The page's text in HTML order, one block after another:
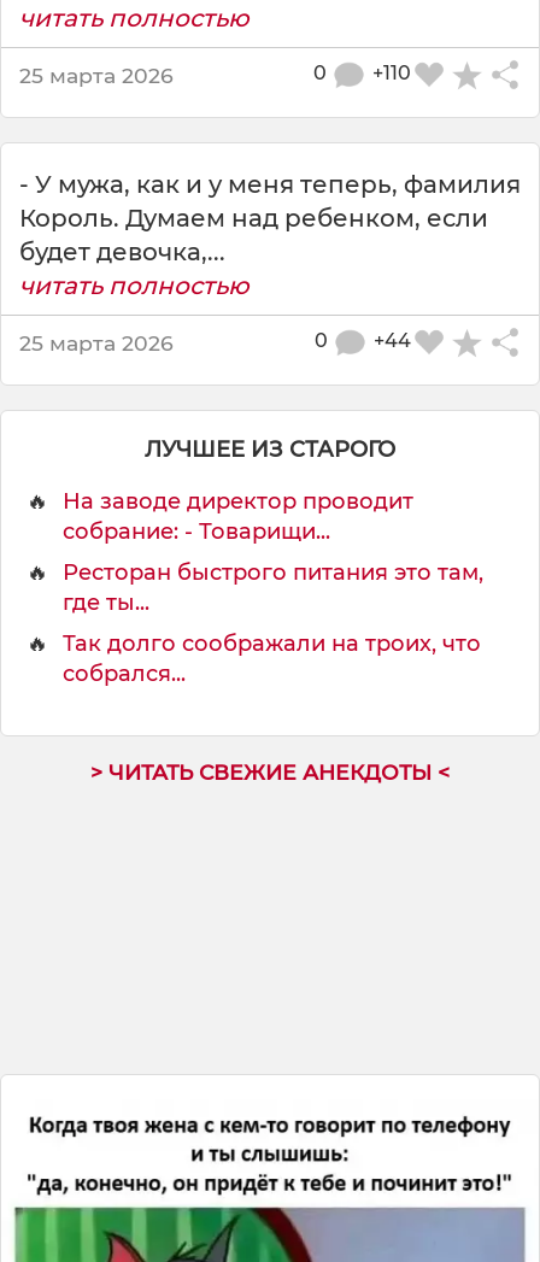
б
читать полностью
25 марта 2026 +110
0
- У мужа, как и у меня теперь, фамилия
Король. Думаем над ребенком, если
будет девочка,...
читать полностью
25 марта 2026 +44
0
ЛУЧШЕЕ ИЗ СТАРОГО
🔥
На заводе директор проводит
собрание: - Товарищи...
🔥
Ресторан быстрого питания это там,
где ты...
🔥
Так долго соображали на троих, что
собрался...
> ЧИТАТЬ СВЕЖИЕ АНЕКДОТЫ <